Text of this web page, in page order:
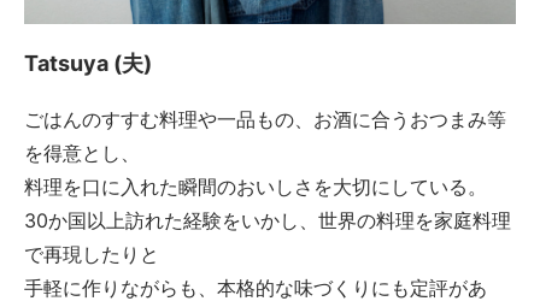
Tatsuya (夫)
ごはんのすすむ料理や一品もの、お酒に合うおつまみ等
を得意とし、
料理を口に入れた瞬間のおいしさを大切にしている。
30か国以上訪れた経験をいかし、世界の料理を家庭料理
で再現したりと
手軽に作りながらも、本格的な味づくりにも定評があ